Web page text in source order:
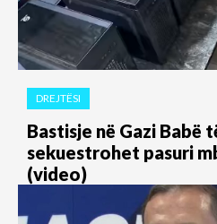
DREJTËSI
Bastisje në Gazi Babë
sekuestrohet pasuri
(video)